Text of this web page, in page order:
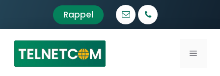
contenu
Rappel
Menu